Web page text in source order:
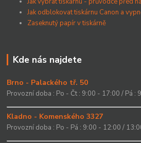
Jak odblokovat tiskárnu Canon a
Zaseknutý papír v tiskárně
Kde nás najdete
Brno - Palackého tř. 50
Provozní doba : Po - Čt : 9:00 - 17:00 / Pá :
Kladno - Komenského 3327
Provozní doba : Po - Pá : 9:00 - 12:00 /